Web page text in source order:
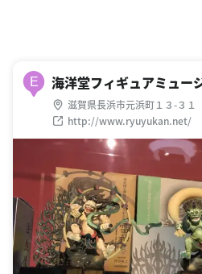
E 海洋堂フィギュアミュー
滋賀県長浜市元浜町１３-３１
http://www.ryuyukan.net/